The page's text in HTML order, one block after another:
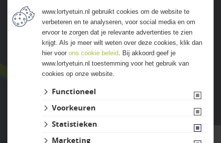
ALLE ERVARINGEN
Website ontwikkeld door Lined
www.lortyetuin.nl gebruikt cookies om de website te
verbeteren en te analyseren, voor social media en om
ervoor te zorgen dat je relevante advertenties te zien
krijgt. Als je meer wilt weten over deze cookies, klik dan
hier voor ons cookie beleid. Bij akkoord geef je
www.lortyetuin.nl toestemming voor het gebruik van
cookies op onze website.
Functioneel
Voorkeuren
Statistieken
Marketing